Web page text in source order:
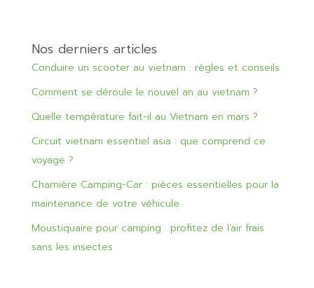
Nos derniers articles
Conduire un scooter au vietnam : règles et conseils
Comment se déroule le nouvel an au vietnam ?
Quelle température fait-il au Vietnam en mars ?
Circuit vietnam essentiel asia : que comprend ce
voyage ?
Charnière Camping-Car : pièces essentielles pour la
maintenance de votre véhicule
Moustiquaire pour camping : profitez de l’air frais
sans les insectes